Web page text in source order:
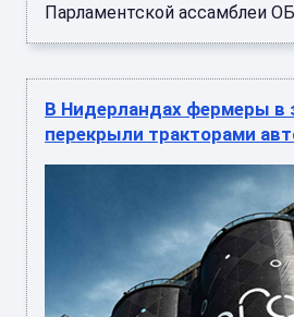
Парламентской ассамблеи
В Нидерландах фермеры в
перекрыли тракторами